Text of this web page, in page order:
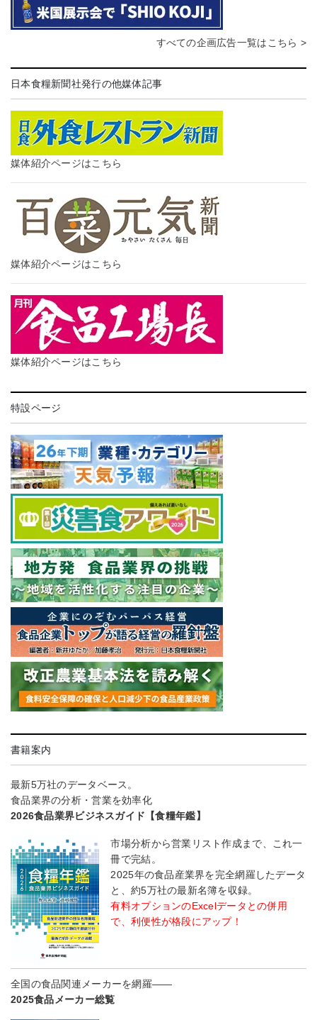
すべての企画広告一覧はこちら >
日本食糧新聞社発行の他媒体記事
媒体紹介ページはこちら
媒体紹介ページはこちら
媒体紹介ページはこちら
特設ページ
書籍案内
最新5万社のデータベース。
食品業界の分析・営業を効率化
2026食品業界ビジネスガイド【食糧年鑑】
市場分析から営業リスト作成まで、これ一
冊で完結。
2025年の食品産業界を完全網羅したデータ
と、約5万社の最新名簿を収録。
有料オプションのExcelデータとの併用
で、利便性が格段にアップ！
全国の食品関連メーカーを網羅――
2025食品メーカー総覧